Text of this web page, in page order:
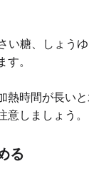
糖、しょうゆ
。
熱時間が長い
しましょう。
る